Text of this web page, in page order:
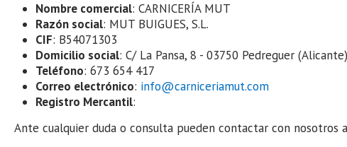
Nombre comercial: CARNICERÍA MUT
Razón social: MUT BUIGUES, S.L.
CIF: B54071303
Domicilio social: C/ La Pansa, 8 - 03750 Pedreguer (Alicante)
Teléfono: 673 654 417
Correo electrónico: info@carniceriamut.com
Registro Mercantil:
Ante cualquier duda o consulta pueden contactar con nosotros